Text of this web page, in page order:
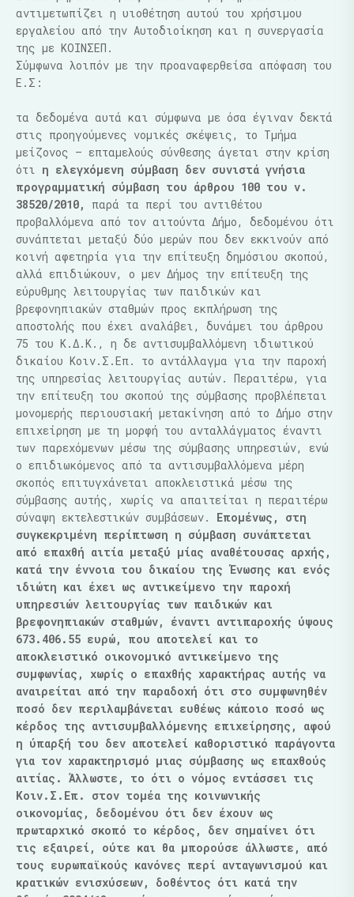
αντιμετωπίζει η υιοθέτηση αυτού του χρήσιμου
εργαλείου από την Αυτοδιοίκηση και η συνεργασία
της με ΚΟΙΝΣΕΠ.
Σύμφωνα λοιπόν με την προαναφερθείσα απόφαση του
Ε.Σ:
τα δεδομένα αυτά και σύμφωνα με όσα έγιναν δεκτά
στις προηγούμενες νομικές σκέψεις, το Τμήμα
μείζονος – επταμελούς σύνθεσης άγεται στην κρίση
ότι η ελεγχόμενη σύμβαση δεν συνιστά γνήσια
προγραμματική σύμβαση του άρθρου 100 του ν.
38520/2010, παρά τα περί του αντιθέτου
προβαλλόμενα από τον αιτούντα Δήμο, δεδομένου ότι
συνάπτεται μεταξύ δύο μερών που δεν εκκινούν από
κοινή αφετηρία για την επίτευξη δημόσιου σκοπού,
αλλά επιδιώκουν, ο μεν Δήμος την επίτευξη της
εύρυθμης λειτουργίας των παιδικών και
βρεφoνηπιακών σταθμών προς εκπλήρωση της
αποστολής που έχει αναλάβει, δυνάμει του άρθρου
75 του Κ.Δ.Κ., η δε αντισυμβαλλόμενη ιδιωτικού
δικαίου Κοιν.Σ.Επ. το αντάλλαγμα για την παροχή
της υπηρεσίας λειτουργίας αυτών. Περαιτέρω, για
την επίτευξη του σκοπού της σύμβασης προβλέπεται
μονομερής περιουσιακή μετακίνηση από το Δήμο στην
επιχείρηση με τη μορφή του ανταλλάγματος έναντι
των παρεχόμενων μέσω της σύμβασης υπηρεσιών, ενώ
ο επιδιωκόμενος από τα αντισυμβαλλόμενα μέρη
σκοπός επιτυγχάνεται αποκλειστικά μέσω της
σύμβασης αυτής, χωρίς να απαιτείται η περαιτέρω
σύναψη εκτελεστικών συμβάσεων. Επομένως, στη
συγκεκριμένη περίπτωση η σύμβαση συνάπτεται
από επαχθή αιτία μεταξύ μίας αναθέτουσας αρχής,
κατά την έννοια του δικαίου της Ένωσης και ενός
ιδιώτη και έχει ως αντικείμενο την παροχή
υπηρεσιών λειτουργίας των παιδικών και
βρεφονηπιακών σταθμών, έναντι αντιπαροχής ύψους
673.406.55 ευρώ, που αποτελεί και το
αποκλειστικό οικονομικό αντικείμενο της
συμφωνίας, χωρίς ο επαχθής χαρακτήρας αυτής να
αναιρείται από την παραδοχή ότι στο συμφωνηθέν
ποσό δεν περιλαμβάνεται ευθέως κάποιο ποσό ως
κέρδος της αντισυμβαλλόμενης επιχείρησης, αφού
η ύπαρξή του δεν αποτελεί καθοριστικό παράγοντα
για τον χαρακτηρισμό μιας σύμβασης ως επαχθούς
αιτίας. Άλλωστε, το ότι ο νόμος εντάσσει τις
Κοιν.Σ.Επ. στον τομέα της κοινωνικής
οικονομίας, δεδομένου ότι δεν έχουν ως
πρωταρχικό σκοπό το κέρδος, δεν σημαίνει ότι
τις εξαιρεί, ούτε και θα μπορούσε άλλωστε, από
τους ευρωπαϊκούς κανόνες περί ανταγωνισμού και
κρατικών ενισχύσεων, δοθέντος ότι κατά την